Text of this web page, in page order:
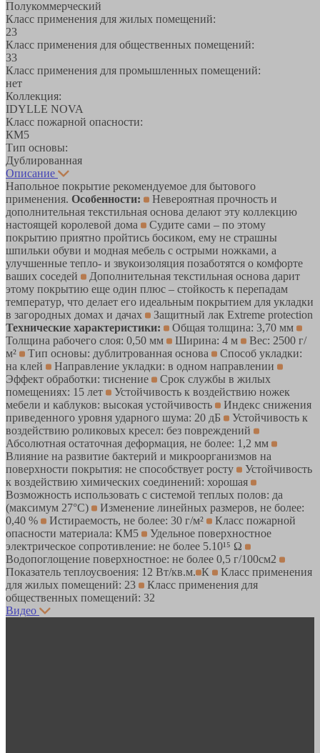
Полукоммерческий
Класс применения для жилых помещений:
23
Класс применения для общественных помещений:
33
Класс применения для промышленных помещений:
нет
Коллекция:
IDYLLE NOVA
Класс пожарной опасности:
КМ5
Тип основы:
Дублированная
Описание
Напольное покрытие рекомендуемое для бытового
применения. Особенности:
Невероятная прочность и
дополнительная текстильная основа делают эту коллекцию
настоящей королевой дома
Судите сами – по этому
покрытию приятно пройтись босиком, ему не страшны
шпильки обуви и модная мебель с острыми ножками, а
улучшенные тепло- и звукоизоляция позаботятся о комфорте
ваших соседей
Дополнительная текстильная основа дарит
этому покрытию еще один плюс – стойкость к перепадам
температур, что делает его идеальным покрытием для укладки
в загородных домах и дачах
Защитный лак Extreme protection
Технические характеристики:
Общая толщина: 3,70 мм
Толщина рабочего слоя: 0,50 мм
Ширина: 4 м
Вес: 2500 г/
м²
Тип основы: дублитрованная основа
Способ укладки:
на клей
Направление укладки: в одном направлении
Эффект обработки: тиснение
Срок службы в жилых
помещениях: 15 лет
Устойчивость к воздействию ножек
мебели и каблуков: высокая устойчивость
Индекс снижения
приведенного уровня ударного шума: 20 дБ
Устойчивость к
воздействию роликовых кресел: без повреждений
Абсолютная остаточная деформация, не более: 1,2 мм
Влияние на развитие бактерий и микроорганизмов на
поверхности покрытия: не способствует росту
Устойчивость
к воздействию химических соединений: хорошая
Возможность использовать с системой теплых полов: да
(максимум 27°C)
Изменение линейных размеров, не более:
0,40 %
Истираемость, не более: 30 г/м²
Класс пожарной
опасности материала: КМ5
Удельное поверхностное
электрическое cопротивление: не более 5.10¹⁵ Ω
Водопоглощение поверхностное: не более 0,5 г/100см2
Показатель теплоусвоения: 12 Вт/кв.м. К
Класс применения
для жилых помещений: 23
Класс применения для
общественных помещений: 32
Видео